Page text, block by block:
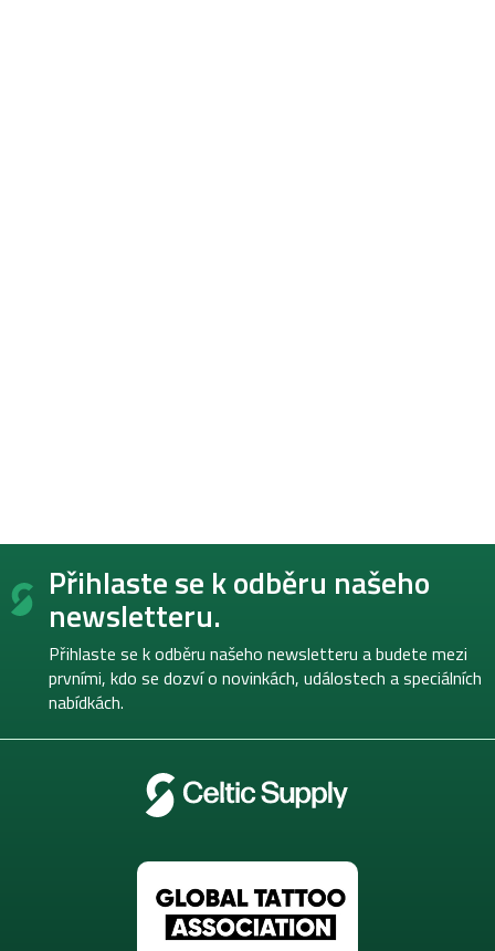
Z
Přihlaste se k odběru našeho
newsletteru.
Přihlaste se k odběru našeho newsletteru a budete mezi
prvními, kdo se dozví o novinkách, událostech a speciálních
nabídkách.